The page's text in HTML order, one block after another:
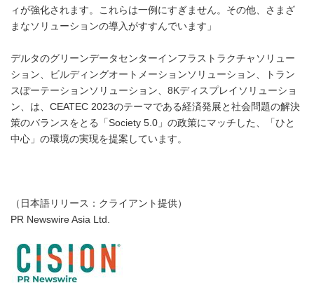
ィが強化されます。これらは一例にすぎません。その他、さまざ
まなソリューションの導入がすすんでいます」
デルタのグリーンデータセンターインフラストラクチャソリュー
ション、ビルディングオートメーションソリューション、トラン
スぽーテーションソリューション、8Kディスプレイソリューショ
ン、は、CEATEC 2023のテーマである経済発展と社会問題の解決
策のバランスをとる「Society 5.0」の政策にマッチした、「ひと
中心」の環境の実現を提案しています。
（日本語リリース：クライアント提供）
PR Newswire Asia Ltd.